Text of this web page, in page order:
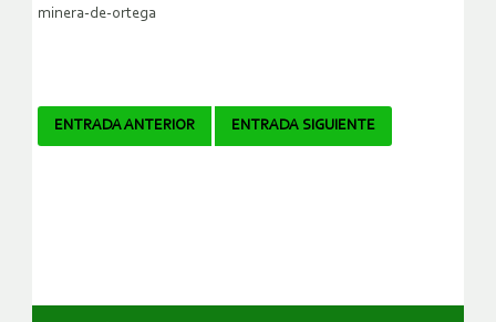
minera-de-ortega
Navegador
ENTRADA ANTERIOR ENTRADA SIGUIENTE